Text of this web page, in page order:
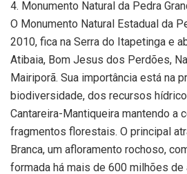
4. Monumento Natural da Pedra
O Monumento Natural Estadual da
2010, fica na Serra do Itapetinga e
Atibaia, Bom Jesus dos Perdões,
Mairiporã. Sua importância está na
biodiversidade, dos recursos
Cantareira-Mantiqueira mantendo a
fragmentos florestais. O principal
Branca, um afloramento rochoso,
formada há mais de 600 milhões